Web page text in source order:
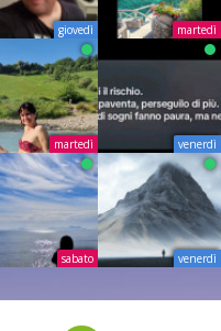
giovedì martedì
martedì venerdì
sabato venerdì